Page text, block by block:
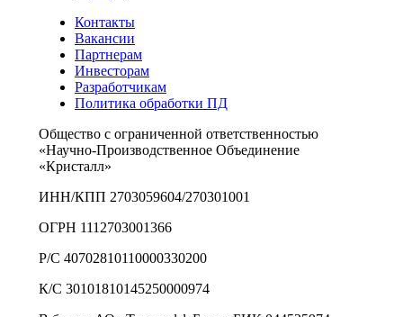
Контакты
Вакансии
Партнерам
Инвесторам
Разработчикам
Политика обработки ПД
Общество с ограниченной ответственностью
«Научно-Производственное Объединение
«Кристалл»
ИНН/КПП 2703059604/270301001
ОГРН 1112703001366
Р/С 40702810110000330200
К/С 30101810145250000974